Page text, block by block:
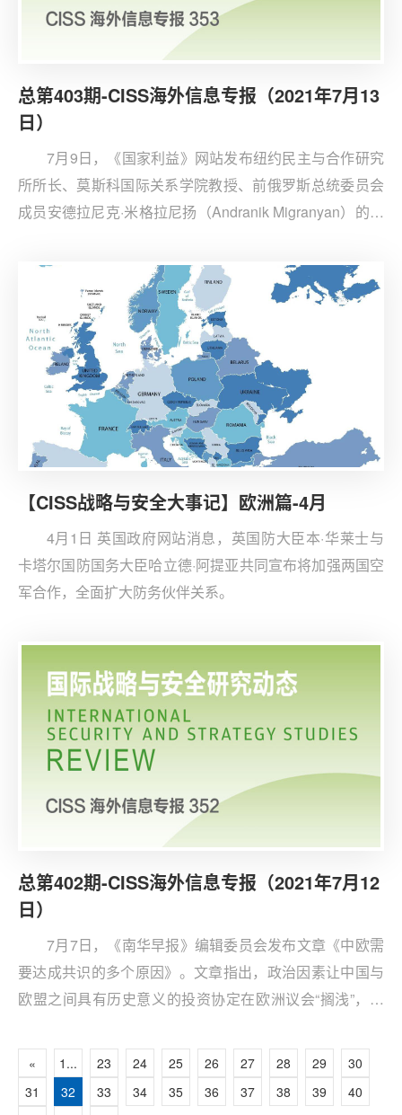
总第403期-CISS海外信息专报（2021年7月13
日）
7月9日，《国家利益》网站发布纽约民主与合作研究
所所长、莫斯科国际关系学院教授、前俄罗斯总统委员会
成员安德拉尼克·米格拉尼扬（Andranik Migranyan）的文
文章认为，美俄峰会的成功之处在于双方都划定了红线，
一定程度上消除双方之间的紧张关系。
【CISS战略与安全大事记】欧洲篇-4月
4月1日 英国政府网站消息，英国防大臣本·华莱士与
卡塔尔国防国务大臣哈立德·阿提亚共同宣布将加强两国空
军合作，全面扩大防务伙伴关系。
总第402期-CISS海外信息专报（2021年7月12
日）
7月7日，《南华早报》编辑委员会发布文章《中欧需
要达成共识的多个原因》。文章指出，政治因素让中国与
欧盟之间具有历史意义的投资协定在欧洲议会“搁浅”，尽
定。
« 1... 23 24 25 26 27 28 29
30
31
32 33 34 35 36 37 38 39
40